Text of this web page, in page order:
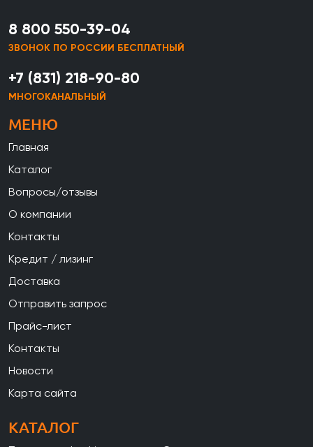
8 800 550-39-04
ЗВОНОК ПО РОССИИ БЕСПЛАТНЫЙ
+7 (831) 218-90-80
МНОГОКАНАЛЬНЫЙ
МЕНЮ
Главная
Каталог
Вопросы/отзывы
О компании
Контакты
Кредит / лизинг
Доставка
Отправить запрос
Прайс-лист
Контакты
Новости
Карта сайта
КАТАЛОГ